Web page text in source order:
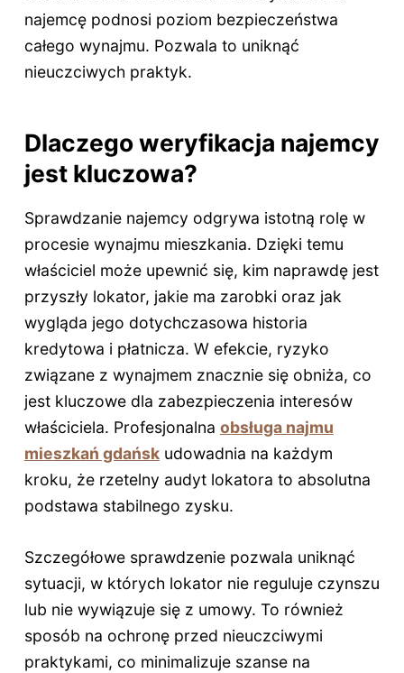
najemcę podnosi poziom bezpieczeństwa
całego wynajmu. Pozwala to uniknąć
nieuczciwych praktyk.
Dlaczego weryfikacja najemcy
jest kluczowa?
Sprawdzanie najemcy odgrywa istotną rolę w
procesie wynajmu mieszkania. Dzięki temu
właściciel może upewnić się, kim naprawdę jest
przyszły lokator, jakie ma zarobki oraz jak
wygląda jego dotychczasowa historia
kredytowa i płatnicza. W efekcie, ryzyko
związane z wynajmem znacznie się obniża, co
jest kluczowe dla zabezpieczenia interesów
właściciela. Profesjonalna obsługa najmu
mieszkań gdańskudowadnia na każdym
kroku, że rzetelny audyt lokatora to absolutna
podstawa stabilnego zysku.
Szczegółowe sprawdzenie pozwala uniknąć
sytuacji, w których lokator nie reguluje czynszu
lub nie wywiązuje się z umowy. To również
sposób na ochronę przed nieuczciwymi
praktykami, co minimalizuje szanse na